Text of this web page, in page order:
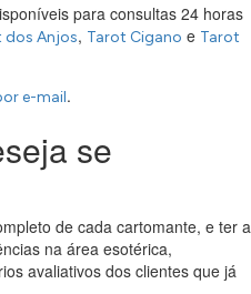
para consultas 24 horas
dos Anjos, Tarot Cigano e Tarot
e-mail.
se
de cada cartomante, e ter a
na área esotérica,
avaliativos dos clientes que já